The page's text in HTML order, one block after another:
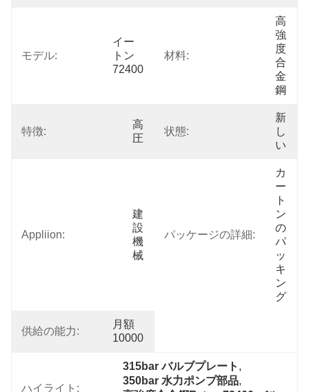
モデル:
イー
トン
72400
材料:
高
強
度
合
金
鋼
特徴:
高
圧
状態:
新
し
い
Appliion:
建
設
機
械
パッケージの詳細:
カ
ー
ト
ン
の
パ
ッ
キ
ン
グ
供給の能力:
月額
10000
ハイライト:
315bar バルブプレート ,
350bar 水力ポンプ部品,